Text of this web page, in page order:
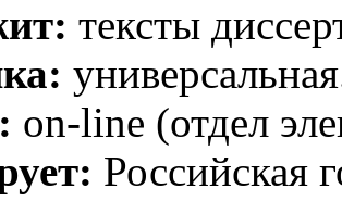
тексты
on-line (отдел
Российская